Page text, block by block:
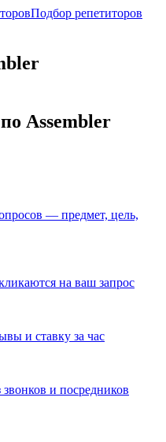
Подбор репетиторов
Assembler
— предмет, цель,
на ваш запрос
и ставку за час
и посредников